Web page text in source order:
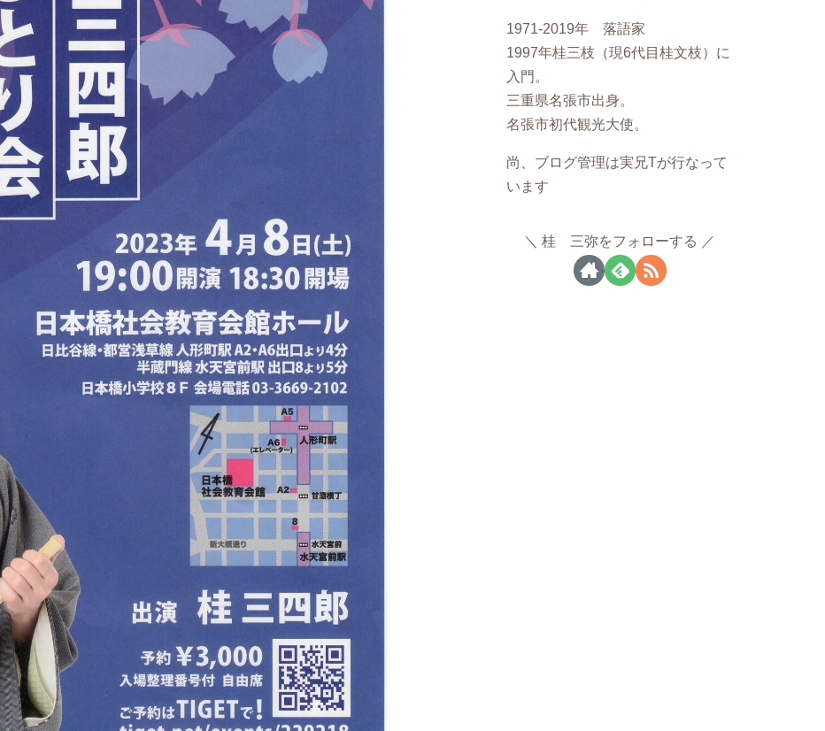
1971-2019年 落語家
1997年桂三枝（現6代目桂文枝）に
入門。
三重県名張市出身。
名張市初代観光大使。
尚、ブログ管理は実兄Tが行なって
います
桂 三弥をフォローする